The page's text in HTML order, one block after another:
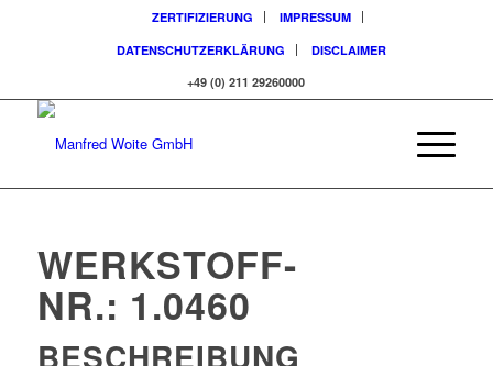
ZERTIFIZIERUNG
IMPRESSUM
DATENSCHUTZERKLÄRUNG
DISCLAIMER
+49 (0) 211 29260000
WERKSTOFF-
NR.: 1.0460
BESCHREIBUNG